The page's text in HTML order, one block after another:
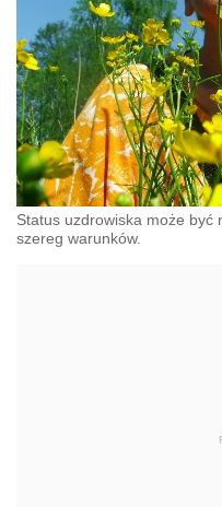
Status uzdrowiska może być
szereg warunków.